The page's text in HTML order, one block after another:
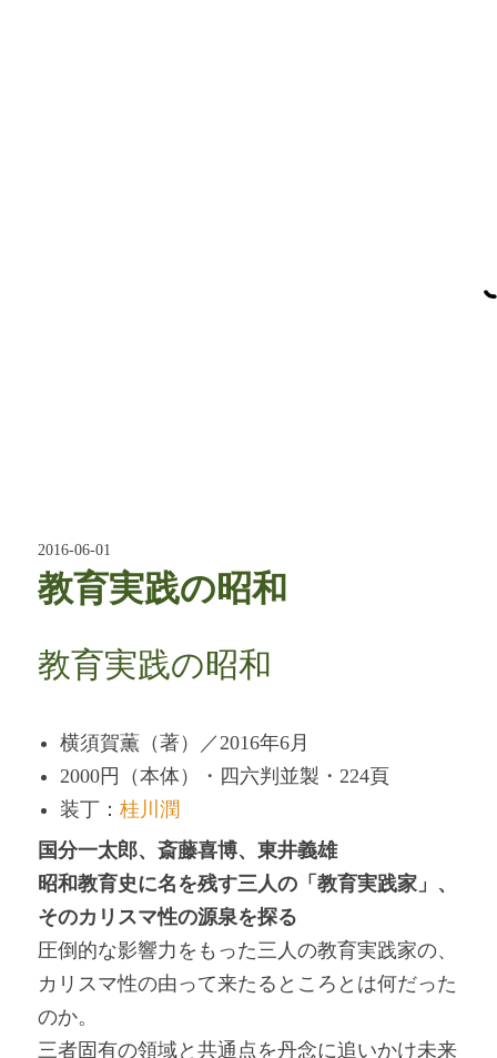
2016-06-01
教育実践の昭和
教育実践の昭和
横須賀薫（著）／2016年6月
2000円（本体）・四六判並製・224頁
装丁：桂川潤
国分一太郎、斎藤喜博、東井義雄
昭和教育史に名を残す三人の「教育実践家」、
そのカリスマ性の源泉を探る
圧倒的な影響力をもった三人の教育実践家の、
カリスマ性の由って来たるところとは何だった
のか。
三者固有の領域と共通点を丹念に追いかけ未来